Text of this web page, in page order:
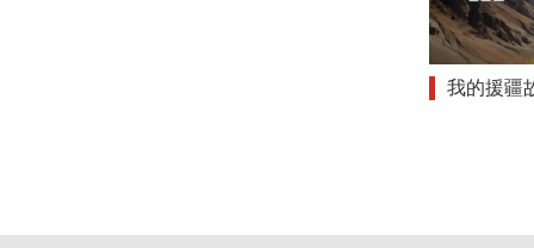
我的援疆